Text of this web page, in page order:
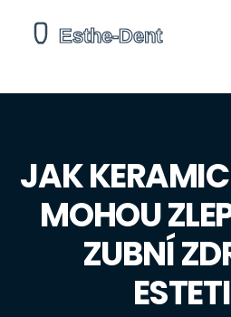
JAK
MOHOU
ZUBNÍ